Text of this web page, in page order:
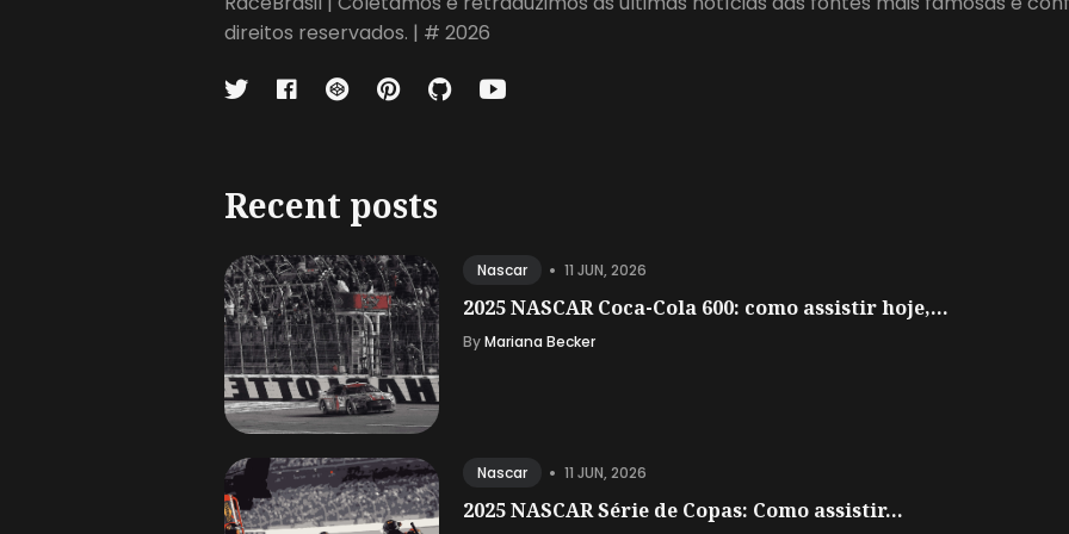
direitos reservados. | # 2026
Recent posts
Nascar • 11 JUN, 2026
2025 NASCAR Coca-Cola 600: como assistir hoje,...
ByMariana Becker
Nascar • 11 JUN, 2026
2025 NASCAR Série de Copas: Como assistir...